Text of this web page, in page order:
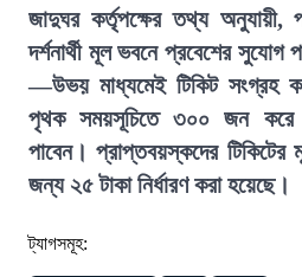
জাদুঘর কর্তৃপক্ষের তথ্য অনুযায়ী,
দর্শনার্থী মূল ভবনে প্রবেশের সুযোগ
—উভয় মাধ্যমেই টিকিট সংগ্রহ
পৃথক সময়সূচিতে ৩০০ জন করে
পাবেন। প্রাপ্তবয়স্কদের
জন্য ২৫ টাকা নির্ধারণ করা হয়েছে।
ট্যাগসমূহ: